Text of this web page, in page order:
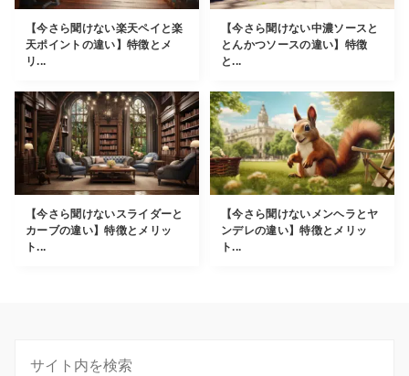
【今さら聞けない楽天ペイと楽
天ポイントの違い】特徴とメ
リ...
【今さら聞けない中濃ソースと
とんかつソースの違い】特徴
と...
【今さら聞けないスライダーと
カーブの違い】特徴とメリッ
ト...
【今さら聞けないメンヘラとヤ
ンデレの違い】特徴とメリッ
ト...